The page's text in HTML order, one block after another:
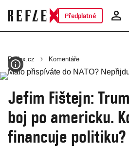
Předplatné
Reflex.cz Komentáře
Jefim Fištejn:
boj po americku.
financuje politiku?